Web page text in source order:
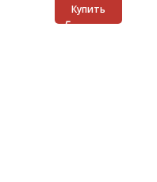
Купить